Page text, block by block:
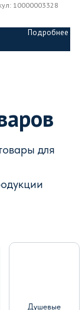
10000003328
Подробнее
для
Душевые